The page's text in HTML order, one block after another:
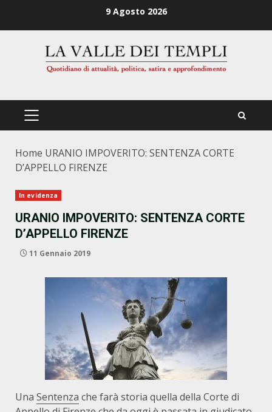
9 Agosto 2026
PRIMÄRES
Home URANIO IMPOVERITO: SENTENZA CORTE
D’APPELLO FIRENZE
In evidenza
URANIO IMPOVERITO: SENTENZA CORTE
D’APPELLO FIRENZE
11 Gennaio 2019
Una Sentenza che farà storia quella della Corte di